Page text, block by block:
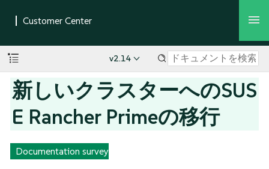
v2.14
新しいクラスターへのSUS
E Rancher Primeの移行
Documentation survey